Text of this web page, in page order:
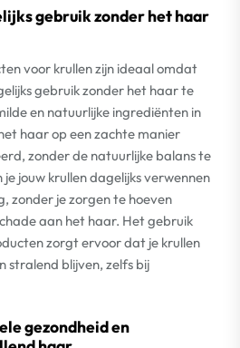
gebruik zonder het haar
voor krullen zijn ideaal omdat
gebruik zonder het haar te
en natuurlijke ingrediënten in
haar op een zachte manier
zonder de natuurlijke balans te
jouw krullen dagelijks verwennen
zonder je zorgen te hoeven
aan het haar. Het gebruik
zorgt ervoor dat je krullen
stralend blijven, zelfs bij
gezondheid en